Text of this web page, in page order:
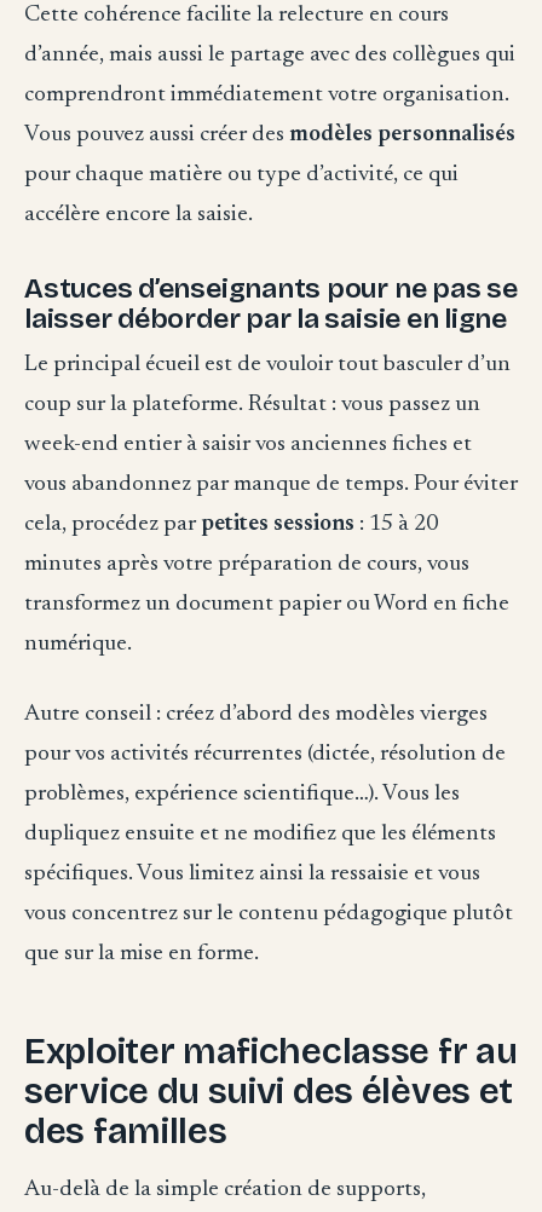
Cette cohérence facilite la relecture en cours
d’année, mais aussi le partage avec des collègues qui
comprendront immédiatement votre organisation.
Vous pouvez aussi créer des modèles personnalisés
pour chaque matière ou type d’activité, ce qui
accélère encore la saisie.
Astuces d’enseignants pour ne pas se
laisser déborder par la saisie en ligne
Le principal écueil est de vouloir tout basculer d’un
coup sur la plateforme. Résultat : vous passez un
week-end entier à saisir vos anciennes fiches et
vous abandonnez par manque de temps. Pour éviter
cela, procédez par petites sessions : 15 à 20
minutes après votre préparation de cours, vous
transformez un document papier ou Word en fiche
numérique.
Autre conseil : créez d’abord des modèles vierges
pour vos activités récurrentes (dictée, résolution de
problèmes, expérience scientifique…). Vous les
dupliquez ensuite et ne modifiez que les éléments
spécifiques. Vous limitez ainsi la ressaisie et vous
vous concentrez sur le contenu pédagogique plutôt
que sur la mise en forme.
Exploiter maficheclasse fr au
service du suivi des élèves et
des familles
Au-delà de la simple création de supports,